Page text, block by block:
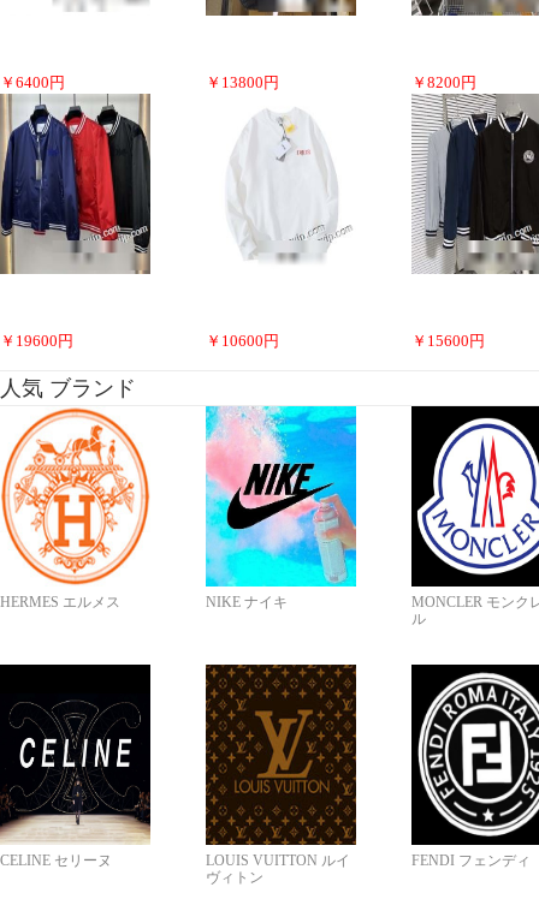
￥ 6400 円 ￥ 13800 円 ￥ 8200 円
￥ 19600 円 ￥ 10600 円 ￥ 15600 円
人気 ブランド
HERMES エルメス NIKE ナイキ
MONCLER モンク
ル
CELINE セリーヌ
LOUIS VUITTON ルイ
ヴィトン
FENDI フェンディ